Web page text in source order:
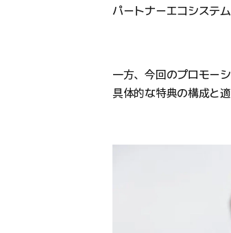
パートナーエコシステ
一方、今回のプロモー
具体的な特典の構成と